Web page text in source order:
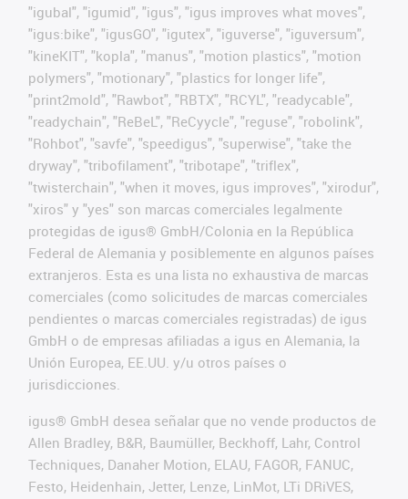
"igubal", "igumid", "igus", "igus improves what moves",
"igus:bike", "igusGO", "igutex", "iguverse", "iguversum",
"kineKIT", "kopla", "manus", "motion plastics", "motion
polymers", "motionary", "plastics for longer life",
"print2mold", "Rawbot", "RBTX", "RCYL", "readycable",
"readychain", "ReBeL", "ReCyycle", "reguse", "robolink",
"Rohbot", "savfe", "speedigus", "superwise", "take the
dryway", "tribofilament", "tribotape", "triflex",
"twisterchain", "when it moves, igus improves", "xirodur",
"xiros" y "yes" son marcas comerciales legalmente
protegidas de igus® GmbH/Colonia en la República
Federal de Alemania y posiblemente en algunos países
extranjeros. Esta es una lista no exhaustiva de marcas
comerciales (como solicitudes de marcas comerciales
pendientes o marcas comerciales registradas) de igus
GmbH o de empresas afiliadas a igus en Alemania, la
Unión Europea, EE.UU. y/u otros países o
jurisdicciones.
igus® GmbH desea señalar que no vende productos de
Allen Bradley, B&R, Baumüller, Beckhoff, Lahr, Control
Techniques, Danaher Motion, ELAU, FAGOR, FANUC,
Festo, Heidenhain, Jetter, Lenze, LinMot, LTi DRiVES,